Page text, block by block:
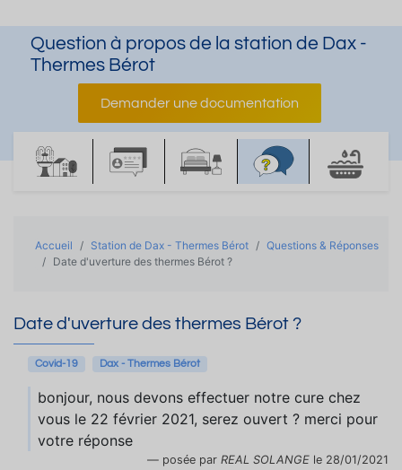
Question à propos de la station de Dax -
Thermes Bérot
Demander une documentation
Accueil Station de Dax - Thermes Bérot
Questions & Réponses
Date d'uverture des thermes Bérot ?
Date d'uverture des thermes Bérot ?
Covid-19 Dax - Thermes Bérot
bonjour, nous devons effectuer notre cure chez
vous le 22 février 2021, serez ouvert ? merci pour
votre réponse
posée par REAL SOLANGE le 28/01/2021